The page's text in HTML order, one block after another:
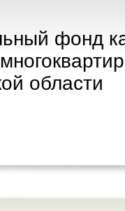
фонд
области